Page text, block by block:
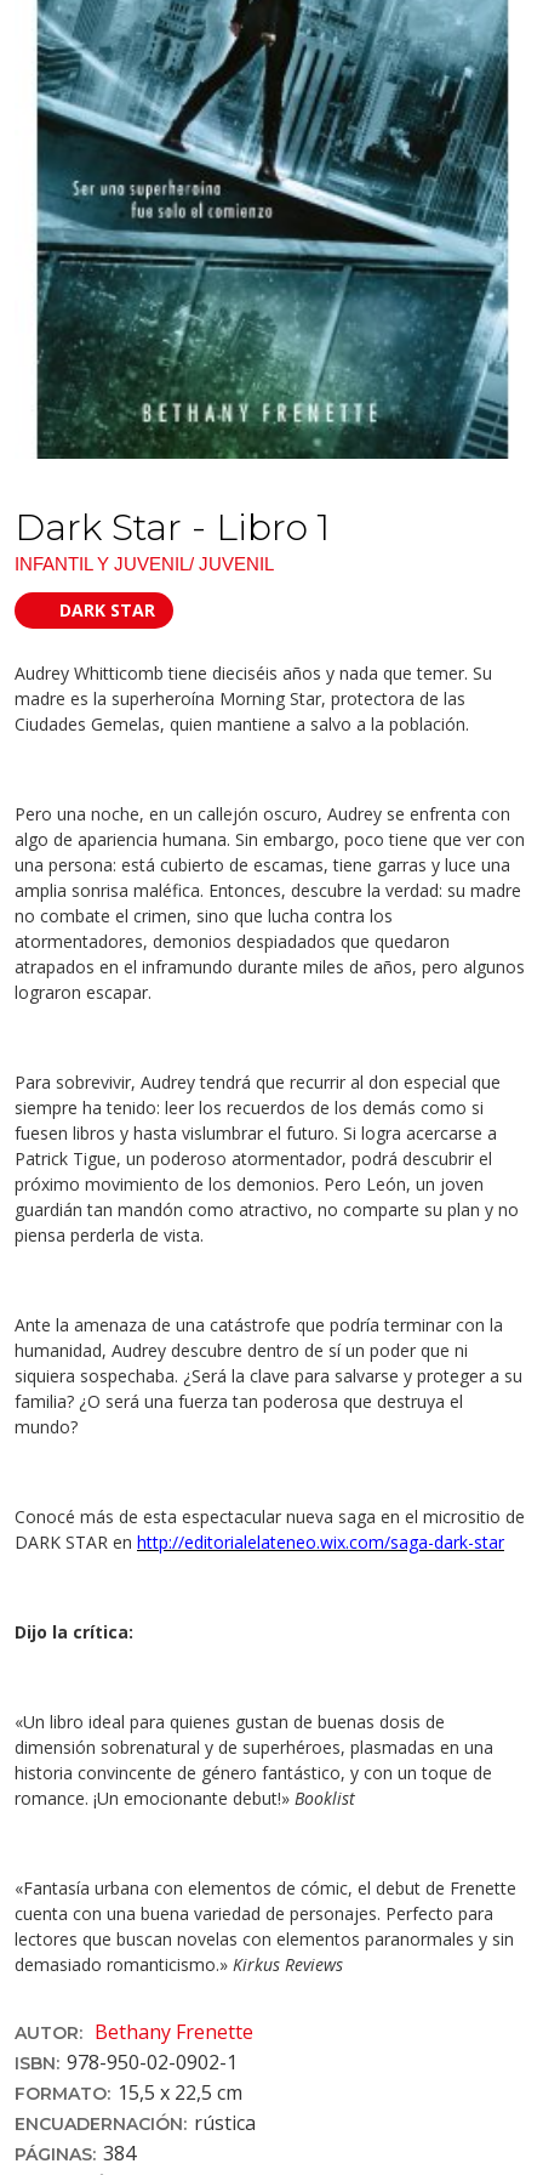
Dark Star - Libro 1
INFANTIL Y JUVENIL/ JUVENIL
DARK STAR
Audrey Whitticomb tiene dieciséis años y nada que temer. Su
madre es la superheroína Morning Star, protectora de las
Ciudades Gemelas, quien mantiene a salvo a la población.
Pero una noche, en un callejón oscuro, Audrey se enfrenta con
algo de apariencia humana. Sin embargo, poco tiene que ver con
una persona: está cubierto de escamas, tiene garras y luce una
amplia sonrisa maléfica. Entonces, descubre la verdad: su madre
no combate el crimen, sino que lucha contra los
atormentadores, demonios despiadados que quedaron
atrapados en el inframundo durante miles de años, pero algunos
lograron escapar.
Para sobrevivir, Audrey tendrá que recurrir al don especial que
siempre ha tenido: leer los recuerdos de los demás como si
fuesen libros y hasta vislumbrar el futuro. Si logra acercarse a
Patrick Tigue, un poderoso atormentador, podrá descubrir el
próximo movimiento de los demonios. Pero León, un joven
guardián tan mandón como atractivo, no comparte su plan y no
piensa perderla de vista.
Ante la amenaza de una catástrofe que podría terminar con la
humanidad, Audrey descubre dentro de sí un poder que ni
siquiera sospechaba. ¿Será la clave para salvarse y proteger a su
familia? ¿O será una fuerza tan poderosa que destruya el
mundo?
Conocé más de esta espectacular nueva saga en el micrositio de
DARK STAR en http://editorialelateneo.wix.com/saga-dark-star
Dijo la crítica:
«Un libro ideal para quienes gustan de buenas dosis de
dimensión sobrenatural y de superhéroes, plasmadas en una
historia convincente de género fantástico, y con un toque de
romance. ¡Un emocionante debut!» Booklist
«Fantasía urbana con elementos de cómic, el debut de Frenette
cuenta con una buena variedad de personajes. Perfecto para
lectores que buscan novelas con elementos paranormales y sin
demasiado romanticismo.» Kirkus Reviews
AUTOR: Bethany Frenette
ISBN: 978-950-02-0902-1
FORMATO: 15,5 x 22,5 cm
ENCUADERNACIÓN: rústica
PÁGINAS: 384